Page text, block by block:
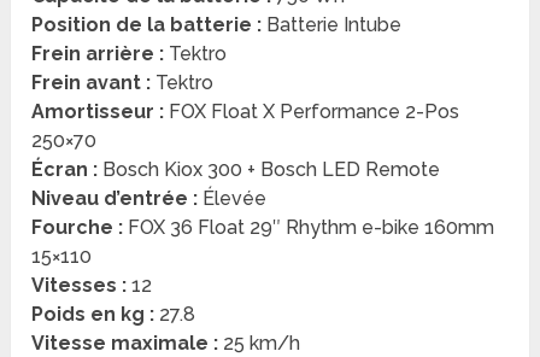
Position de la batterie : Batterie Intube
Frein arrière : Tektro
Frein avant : Tektro
Amortisseur : FOX Float X Performance 2-Pos
250×70
Écran : Bosch Kiox 300 + Bosch LED Remote
Niveau d’entrée : Élevée
Fourche : FOX 36 Float 29″ Rhythm e-bike 160mm
15×110
Vitesses : 12
Poids en kg : 27.8
Vitesse maximale : 25 km/h